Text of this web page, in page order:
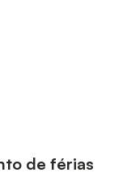
de férias